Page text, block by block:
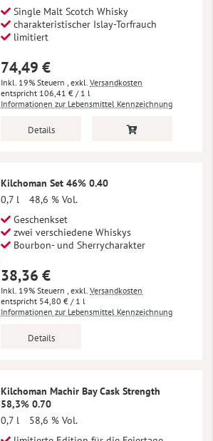
Single Malt Scotch Whisky
charakteristischer Islay-Torfrauch
limitiert
74,49 €
Inkl. 19% Steuern , exkl. Versandkosten
106,41 € / 1 l
Informationen zur Lebensmittel Kennzeichnung
Details
Kilchoman Set 46% 0.40
0,7 l
48,6 % Vol.
Geschenkset
zwei verschiedene Whiskys
Bourbon- und Sherrycharakter
38,36 €
Inkl. 19% Steuern , exkl. Versandkosten
54,80 € / 1 l
Informationen zur Lebensmittel Kennzeichnung
Details
Kilchoman Machir Bay Cask Strength
58,3% 0.70
0,7 l
58,6 % Vol.